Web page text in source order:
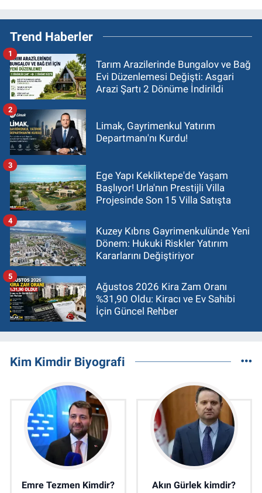
Trend Haberler
Tarım Arazilerinde Bungalov ve Bağ
Evi Düzenlemesi Değişti: Asgari
Arazi Şartı 2 Dönüme İndirildi
1
Limak, Gayrimenkul Yatırım
Departmanı'nı Kurdu!
2
Ege Yapı Kekliktepe'de Yaşam
Başlıyor! Urla'nın Prestijli Villa
Projesinde Son 15 Villa Satışta
3
Kuzey Kıbrıs Gayrimenkulünde Yeni
Dönem: Hukuki Riskler Yatırım
Kararlarını Değiştiriyor
4
Ağustos 2026 Kira Zam Oranı
%31,90 Oldu: Kiracı ve Ev Sahibi
İçin Güncel Rehber
5
Kim Kimdir Biyografi
Emre Tezmen Kimdir? Akın Gürlek kimdir?